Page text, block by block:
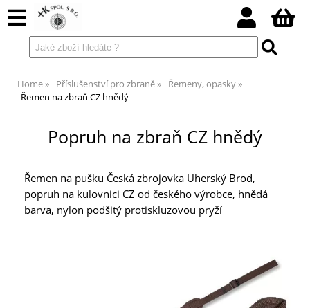
Home Příslušenství pro zbraně
Řemeny, opasky
Řemen na zbraň CZ hnědý
Popruh na zbraň CZ hnědý
Řemen na pušku Česká zbrojovka Uherský Brod,
popruh na kulovnici CZ od českého výrobce, hnědá
barva, nylon podšitý protiskluzovou pryží